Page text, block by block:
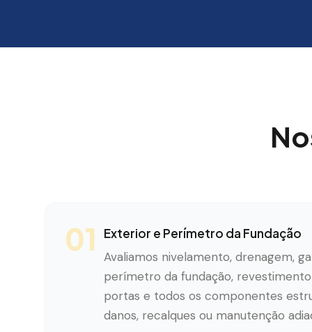
01
Exterior e Perímetro da Fundação
Avaliamos nivelamento, drenagem,
perímetro da fundação,
portas e todos os componentes
danos, recalques ou manutenção